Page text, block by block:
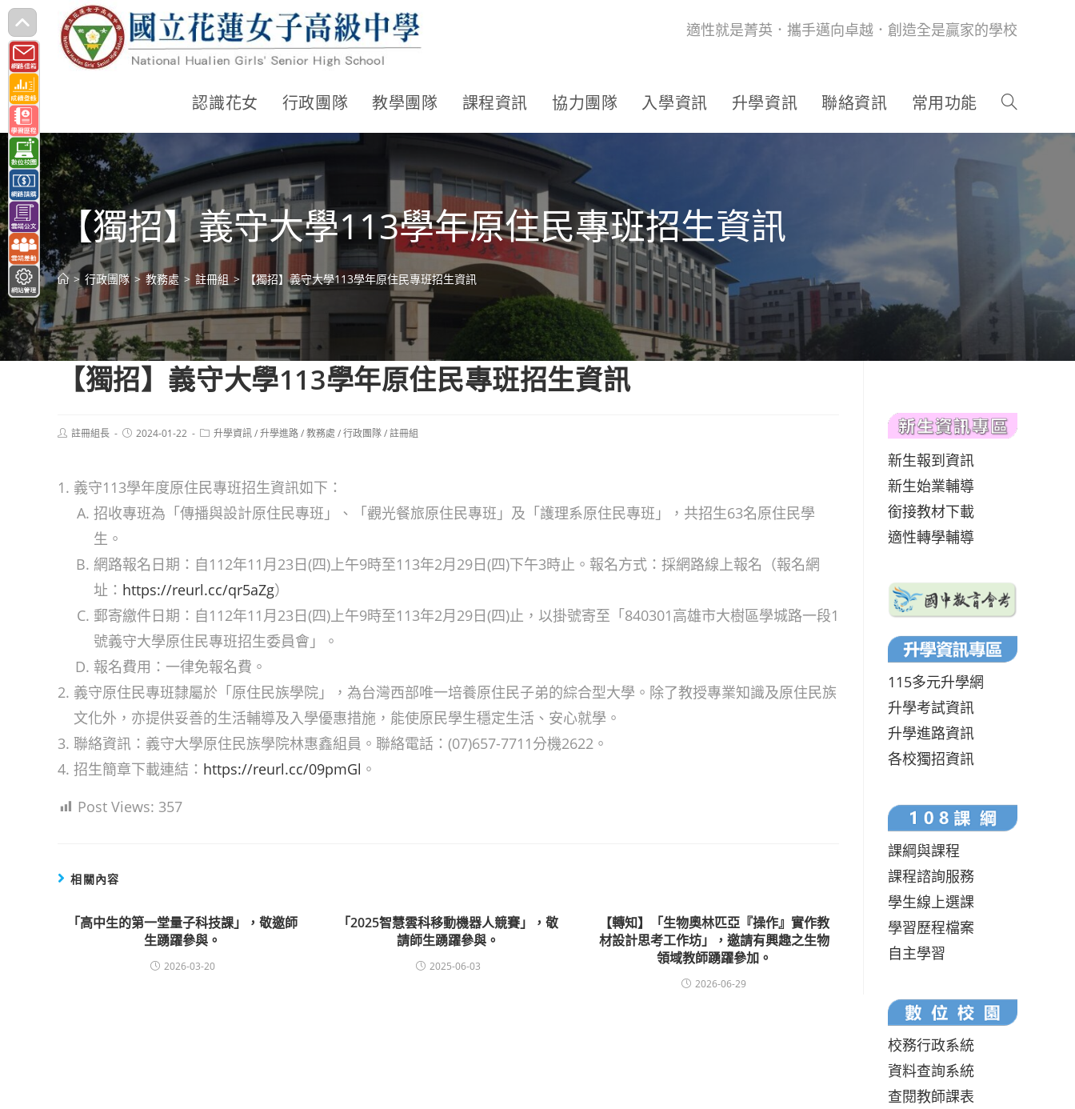
跳
轉
至
主
要
內
容
適性就是菁英．攜手邁向卓越．創造全是贏家的學校
認識花女 行政團隊 教學團隊 課程資訊 協力團隊 入學資訊 升學資訊 聯絡資訊 常用功能
【獨招】義守大學113學年原住民專班招生資訊
> 行政團隊 > 教務處 > 註冊組 > 【獨招】義守大學113學年原住民專班招生資訊
【獨招】義守大學113學年原住民專班招生資訊
Post註冊組長
Post2024-01-22
Post升學資訊/升學進路/教務處 /行政團隊/註冊組
義守113學年度原住民專班招生資訊如下：
招收專班為「傳播與設計原住民專班」、「觀光餐旅原住民專班」及「護理系原住民專班」，共招生63名原住民學
生。
網路報名日期：自112年11月23日(四)上午9時至113年2月29日(四)下午3時止。報名方式：採網路線上報名（報名網
址： https://reurl.cc/qr5aZg）
郵寄繳件日期：自112年11月23日(四)上午9時至113年2月29日(四)止，以掛號寄至「840301高雄市大樹區學城路一段1
號義守大學原住民專班招生委員會」。
報名費用：一律免報名費。
義守原住民專班隸屬於「原住民族學院」，為台灣西部唯一培養原住民子弟的綜合型大學。除了教授專業知識及原住民族
文化外，亦提供妥善的生活輔導及入學優惠措施，能使原民學生穩定生活、安心就學。
聯絡資訊：義守大學原住民族學院林惠鑫組員。聯絡電話：(07)657-7711分機2622。
招生簡章下載連結： https://reurl.cc/09pmGl 。
Post Views: 357
相關內容
「高中生的第一堂量子科技課」，敬邀師
生踴躍參與。
2026-03-20
「2025智慧雲科移動機器人競賽」，敬
請師生踴躍參與。
2025-06-03
【轉知】「生物奧林匹亞『操作』實作教
材設計思考工作坊」，邀請有興趣之生物
領域教師踴躍參加。
2026-06-29
新生報到資訊
新生始業輔導
銜接教材下載
適性轉學輔導
115多元升學網
升學考試資訊
升學進路資訊
各校獨招資訊
課綱與課程
課程諮詢服務
學生線上選課
學習歷程檔案
自主學習
校務行政系統
資料查詢系統
查閱教師課表